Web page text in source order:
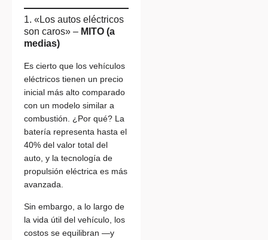
1. «Los autos eléctricos
son caros» – MITO (a
medias)
Es cierto que los vehículos
eléctricos tienen un precio
inicial más alto comparado
con un modelo similar a
combustión. ¿Por qué? La
batería representa hasta el
40% del valor total del
auto, y la tecnología de
propulsión eléctrica es más
avanzada.
Sin embargo, a lo largo de
la vida útil del vehículo, los
costos se equilibran —y